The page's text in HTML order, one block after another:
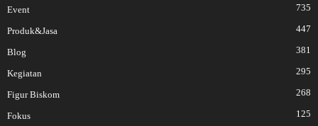
Event 735
Produk&Jasa 447
Blog 381
Kegiatan 295
Figur Biskom 268
Fokus 125